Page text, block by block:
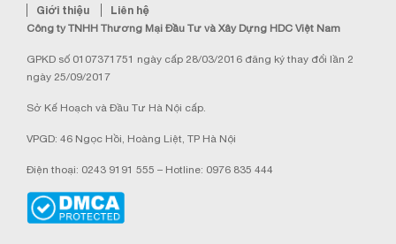
Giới thiệu
Liên hệ
Công ty TNHH Thương Mại Đầu Tư và Xây Dựng HDC Việt Nam
GPKD số 0107371751 ngày cấp 28/03/2016 đăng ký thay đổi lần 2
ngày 25/09/2017
Sở Kế Hoạch và Đầu Tư Hà Nội cấp.
VPGD: 46 Ngọc Hồi, Hoàng Liệt, TP Hà Nội
Điện thoại: 0243 9191 555 – Hotline: 0976 835 444